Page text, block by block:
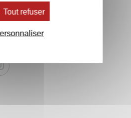
Tout refuser